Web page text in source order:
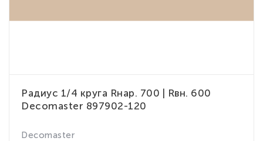
Радиус 1/4 круга Rнар. 700 | Rвн. 600
Decomaster 897902-120
Decomaster